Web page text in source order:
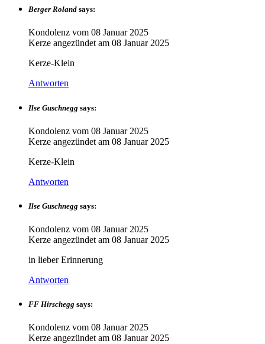
Berger Roland says:
Kondolenz vom 08 Januar 2025
Kerze angezündet am 08 Januar 2025
Kerze-Klein
Antworten
Ilse Guschnegg says:
Kondolenz vom 08 Januar 2025
Kerze angezündet am 08 Januar 2025
Kerze-Klein
Antworten
Ilse Guschnegg says:
Kondolenz vom 08 Januar 2025
Kerze angezündet am 08 Januar 2025
in lieber Erinnerung
Antworten
FF Hirschegg says:
Kondolenz vom 08 Januar 2025
Kerze angezündet am 08 Januar 2025